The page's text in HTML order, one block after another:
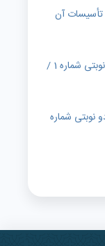
تأسیسات آن
((آگهی مزایده عمومی))یک مرحله ای دو نوبتی شماره 1 /
شماره